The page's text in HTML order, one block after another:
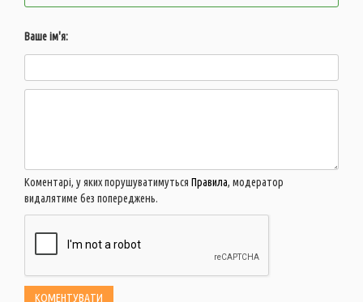
Ваше ім'я:
Коментарі, у яких порушуватимуться Правила, модератор
видалятиме без попереджень.